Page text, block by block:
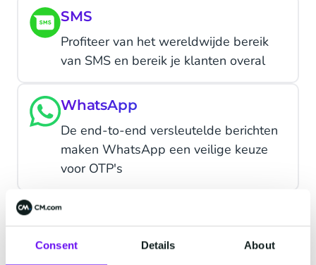
Consent Details About
SMS
Profiteer van het wereldwijde bereik
van SMS en bereik je klanten overal
WhatsApp
De end-to-end versleutelde berichten
maken WhatsApp een veilige keuze
voor OTP's
Push
Hebben klanten je app in gebruik?